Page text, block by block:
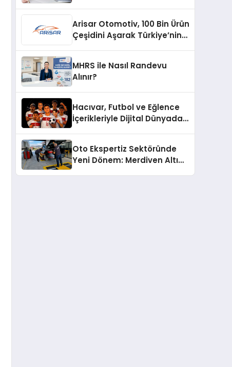
Arisar Otomotiv, 100 Bin Ürün
Çeşidini Aşarak Türkiye’nin
Platformlarından Biri Oldu
MHRS ile Nasıl Randevu
Alınır?
Hacıvar, Futbol ve Eğlence
İçerikleriyle Dijital Dünyada
Oto Ekspertiz Sektöründe
Yeni Dönem: Merdiven Altı